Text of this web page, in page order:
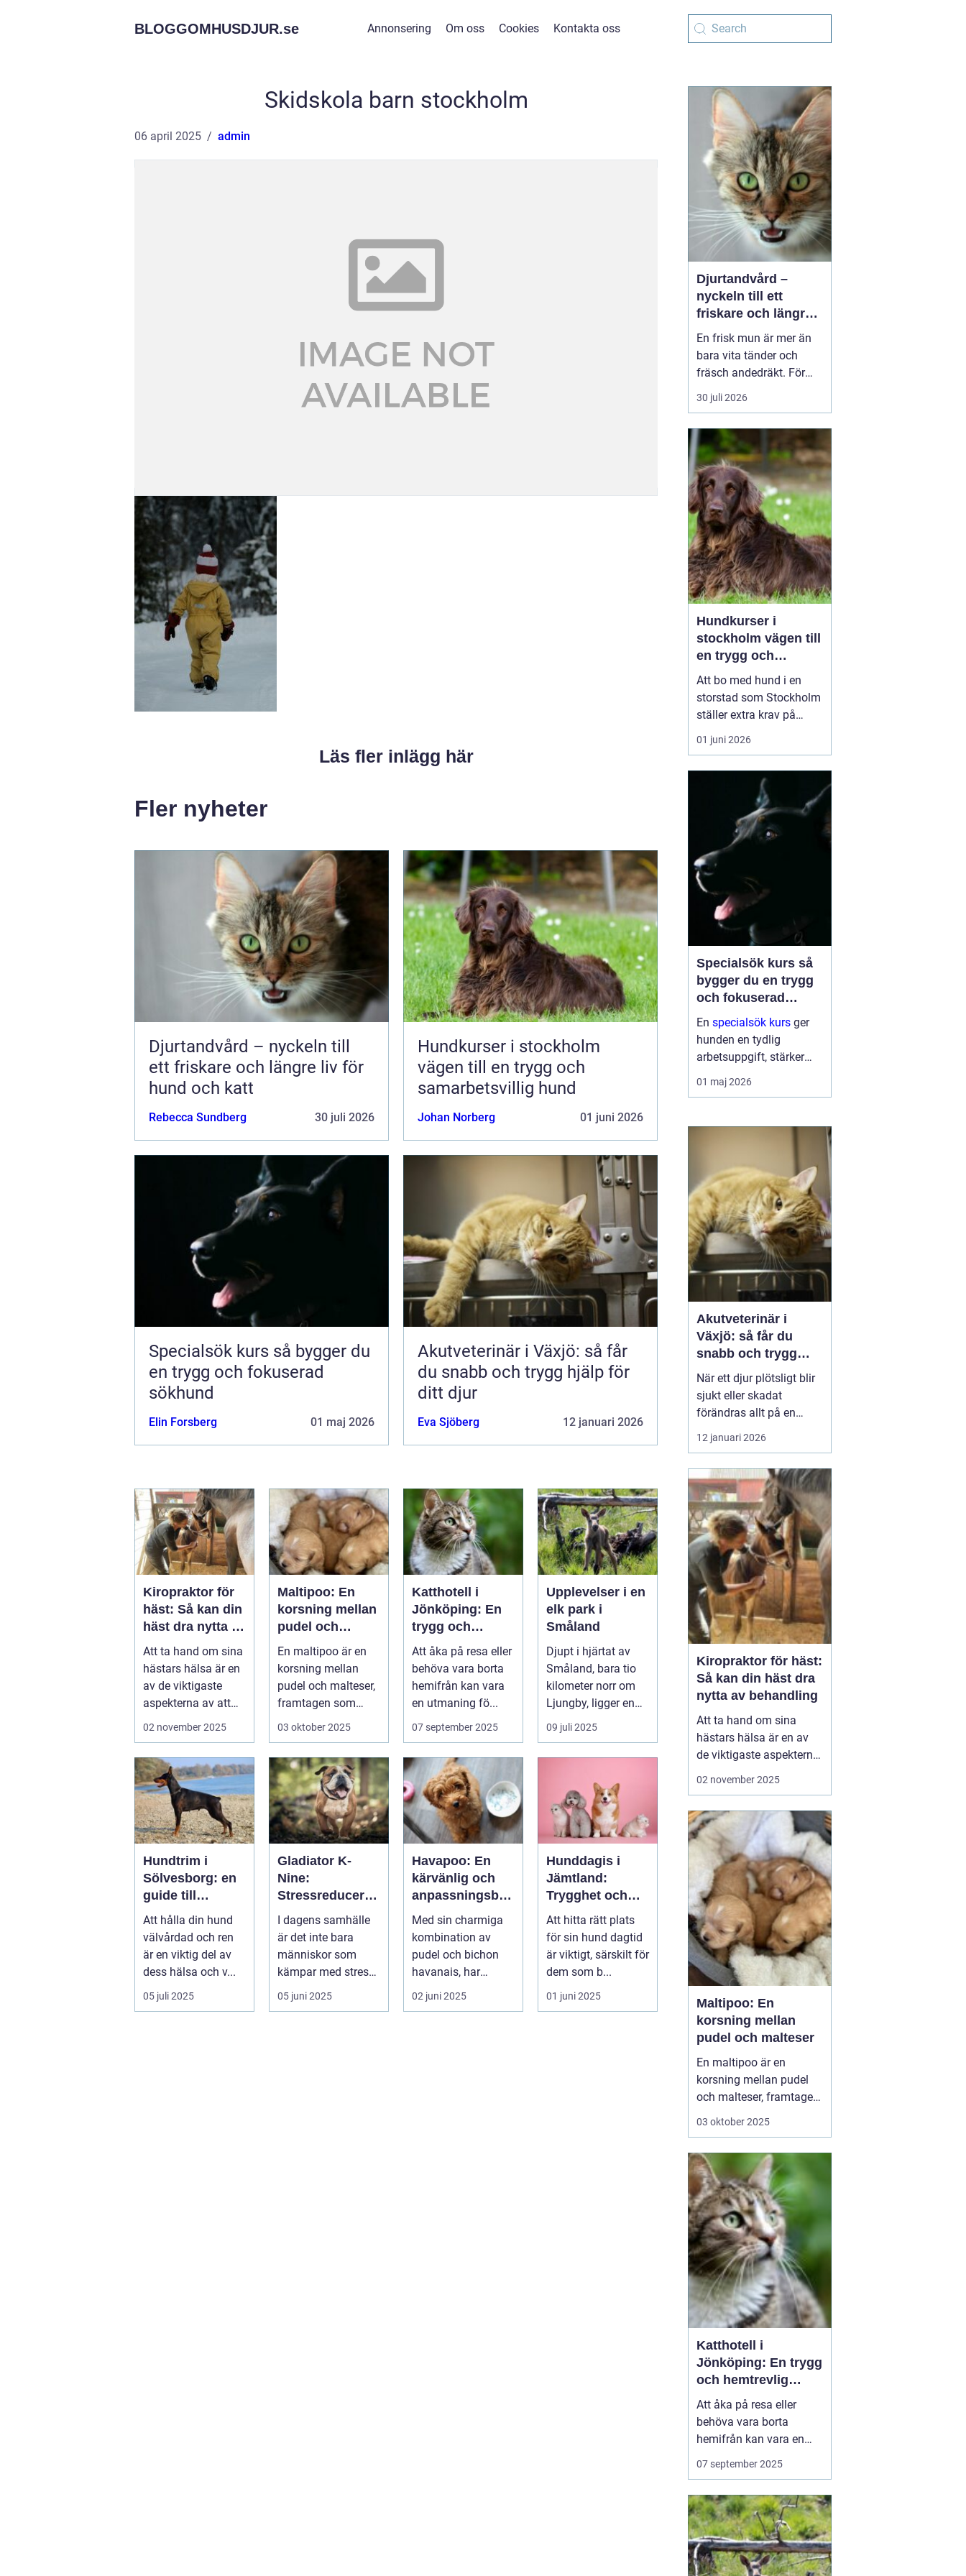
BLOGGOMHUSDJUR.se Annonsering Om oss Cookies Kontakta oss
Skidskola barn stockholm
06 april 2025 admin
Läs fler inlägg här
Fler nyheter
Djurtandvård – nyckeln till
ett friskare och längre liv för
hund och katt
Rebecca Sundberg 30 juli 2026
Hundkurser i stockholm
vägen till en trygg och
samarbetsvillig hund
Johan Norberg 01 juni 2026
Specialsök kurs så bygger du
en trygg och fokuserad
sökhund
Elin Forsberg 01 maj 2026
Akutveterinär i Växjö: så får
du snabb och trygg hjälp för
ditt djur
Eva Sjöberg 12 januari 2026
Kiropraktor för
häst: Så kan din
häst dra nytta av
behandling
Att ta hand om sina
hästars hälsa är en
av de viktigaste
aspekterna av att
vara h&aum...
02 november 2025
Maltipoo: En
korsning mellan
pudel och
malteser
En maltipoo är en
korsning mellan
pudel och malteser,
framtagen som
sällskapshund. Den
03 oktober 2025
Katthotell i
Jönköping: En
trygg och
hemtrevlig
lösning för din
katt
Att åka på resa eller
behöva vara borta
hemifrån kan vara
en utmaning fö...
07 september 2025
Upplevelser i en
elk park i
Småland
Djupt i hjärtat av
Småland, bara tio
kilometer norr om
Ljungby, ligger en
av Sveriges mes...
09 juli 2025
Hundtrim i
Sölvesborg: en
guide till
friskare och
gladare hundar
Att hålla din hund
välvårdad och ren
är en viktig del av
dess hälsa och v...
05 juli 2025
Gladiator K-
Nine:
Stressreduceran
de och
ångestdämpand
e hundhalsband
I dagens samhälle
är det inte bara
människor som
kämpar med stress
och ång...
05 juni 2025
Havapoo: En
kärvänlig och
anpassningsbar
familjemedlem
Med sin charmiga
kombination av
pudel och bichon
havanais, har
Havapoo snabbt
blivit en älsklin...
02 juni 2025
Hunddagis i
Jämtland:
Trygghet och
glädje för din
fyrfota vän
Att hitta rätt plats
för sin hund dagtid
är viktigt, särskilt för
dem som b...
01 juni 2025
Djurtandvård –
nyckeln till ett
friskare och längre
liv för hund och katt
En frisk mun är mer än
bara vita tänder och
fräsch andedräkt. För
hundar och katter
påverkar munhälsan
från inflammerat
tandkött kan spridas till
blodet och belasta hjär...
30 juli 2026
Hundkurser i
stockholm vägen till
en trygg och
samarbetsvillig
hund
Att bo med hund i en
storstad som Stockholm
ställer extra krav på
både människa och djur.
Trånga trottoarer,
kollektivtrafik och
många störningar gör
vardagen utmanande.
Samtidigt vill många ha
en hund som fungerar i
alla lägen, ...
01 juni 2026
Specialsök kurs så
bygger du en trygg
och fokuserad
sökhund
En specialsök kurs ger
hunden en tydlig
arbetsuppgift, stärker
självförtroendet och
skapar ett bättre
och förare. Genom
specifika dofte...
01 maj 2026
Akutveterinär i
Växjö: så får du
snabb och trygg
hjälp för ditt djur
När ett djur plötsligt blir
sjukt eller skadat
förändras allt på en
sekund. Pulsen stiger,
oron tar över och många
samtidigt. Var finns
närmasteakut...
12 januari 2026
Kiropraktor för häst:
Så kan din häst dra
nytta av behandling
Att ta hand om sina
hästars hälsa är en av
de viktigaste aspekterna
av att vara hästägare.
både förbättra
prestationsförmågan
och f...
02 november 2025
Maltipoo: En
korsning mellan
pudel och malteser
En maltipoo är en
korsning mellan pudel
och malteser, framtagen
som sällskapshund. Den
har mjuk, ofta lockig
päls som fäller minimalt.
Temperamentet är
socialt, lekfullt o...
03 oktober 2025
Katthotell i
Jönköping: En trygg
och hemtrevlig
lösning för din katt
Att åka på resa eller
behöva vara borta
hemifrån kan vara en
utmaning för djurägare.
Särskilt för kattägare
när man behöver lämna
sina älskade fyrbenta
v&...
07 september 2025